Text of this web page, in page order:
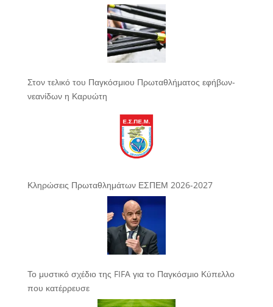
Στον τελικό του Παγκόσμιου Πρωταθλήματος εφήβων-
νεανίδων η Καρυώτη
Κληρώσεις Πρωταθλημάτων ΕΣΠΕΜ 2026-2027
Το μυστικό σχέδιο της FIFA για το Παγκόσμιο Κύπελλο
που κατέρρευσε